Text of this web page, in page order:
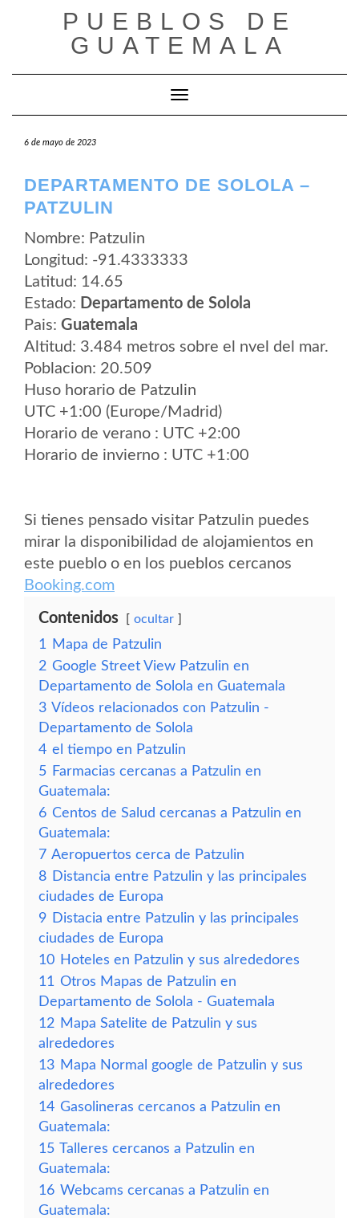
PUEBLOS DE
GUATEMALA
Cambiar modo de navegación
6 de mayo de 2023
DEPARTAMENTO DE SOLOLA –
PATZULIN
Nombre: Patzulin
Longitud: -91.4333333
Latitud: 14.65
Estado: Departamento de Solola
Pais: Guatemala
Altitud: 3.484 metros sobre el nvel del mar.
Poblacion: 20.509
Huso horario de Patzulin
UTC +1:00 (Europe/Madrid)
Horario de verano : UTC +2:00
Horario de invierno : UTC +1:00
Si tienes pensado visitar Patzulin puedes
mirar la disponibilidad de alojamientos en
este pueblo o en los pueblos cercanos
Booking.com
Contenidos ocultar
1
Mapa de Patzulin
2 Google Street View Patzulin en
Departamento de Solola en Guatemala
3 Vídeos relacionados con Patzulin -
Departamento de Solola
4 el tiempo en Patzulin
5 Farmacias cercanas a Patzulin en
Guatemala:
6 Centos de Salud cercanas a Patzulin en
Guatemala:
7 Aeropuertos cerca de Patzulin
8 Distancia entre Patzulin y las principales
ciudades de Europa
9 Distacia entre Patzulin y las principales
ciudades de Europa
10 Hoteles en Patzulin y sus alrededores
11 Otros Mapas de Patzulin en
Departamento de Solola - Guatemala
12 Mapa Satelite de Patzulin y sus
alrededores
13 Mapa Normal google de Patzulin y sus
alrededores
14 Gasolineras cercanos a Patzulin en
Guatemala:
15 Talleres cercanos a Patzulin en
Guatemala:
16 Webcams cercanas a Patzulin en
Guatemala: